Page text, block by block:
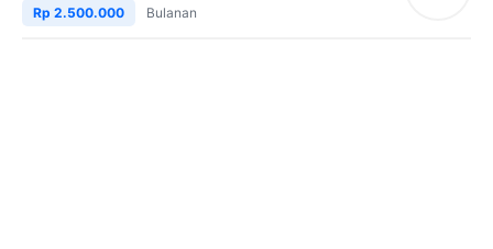
Rp 2.500.000 Bulanan